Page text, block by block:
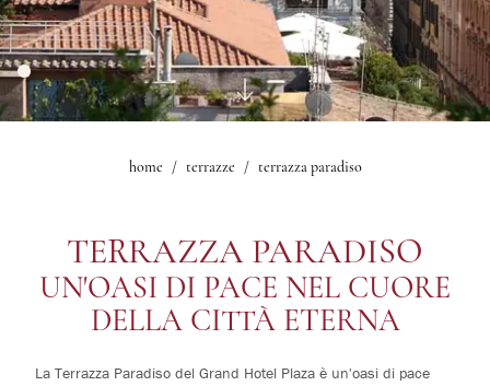
1
camere
0
bambini
prenotazione
Ristorante Mascagni
Bar Bistrot Mascagni
Ristorante Sorelle Fontana
Bar Lobby
Eventi
Salone delle Feste
Salone Mascagni
Sala Iris
Sala Nerone
Suite Mascagni
Gallery
Fitness
Esperienze
home terrazze terrazza paradiso
TERRAZZA PARADISO
UN'OASI DI PACE NEL CUORE
DELLA CITTÀ ETERNA
La Terrazza Paradiso del Grand Hotel Plaza è un'oasi di pace